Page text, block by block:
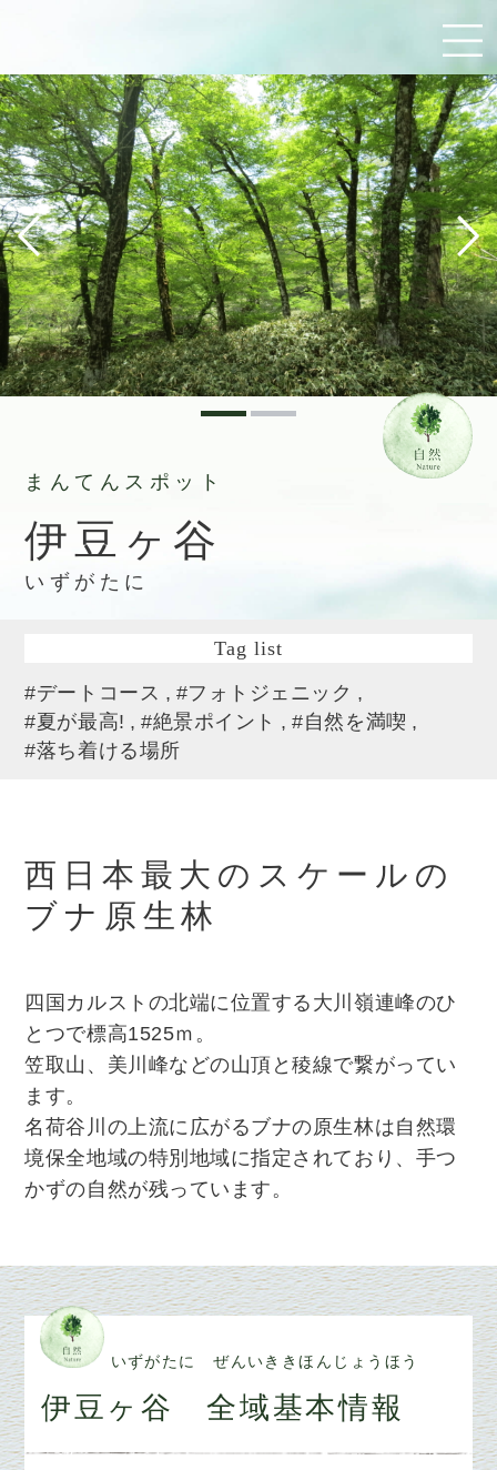
まんてんスポット
伊豆ヶ谷
いずがたに
Tag list
#デートコース
#フォトジェニック
#夏が最高!
#絶景ポイント
#自然を満喫
#落ち着ける場所
西日本最大のスケールの
ブナ原生林
四国カルストの北端に位置する大川嶺連峰のひ
とつで標高1525ｍ。
笠取山、美川峰などの山頂と稜線で繋がってい
ます。
名荷谷川の上流に広がるブナの原生林は自然環
境保全地域の特別地域に指定されており、手つ
かずの自然が残っています。
いずがたに ぜんいききほんじょうほう
伊豆ヶ谷 全域基本情報